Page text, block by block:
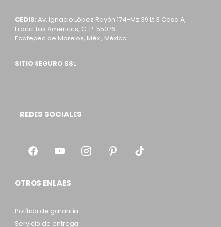
CEDIS: Av. Ignacio López Rayón 174-Mz 39 Lt 3 Casa A,
Fracc. Las Americas, C. P. 55076
Ecatepec de Morelos, Méx., México
SITIO SEGURO SSL
REDES SOCIALES
OTROS ENLAES
Política de garantía
Servicio de entrega